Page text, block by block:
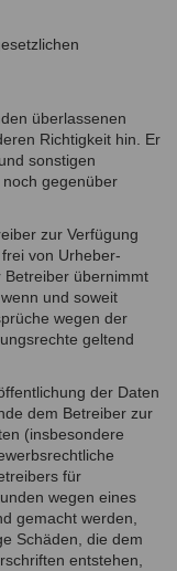
überlassenen
Richtigkeit hin. Er
sonstigen
gegenüber
zur Verfügung
von Urheber-
Betreiber übernimmt
und soweit
wegen der
geltend
der Daten
dem Betreiber zur
(insbesondere
für
wegen eines
gemacht werden,
Schäden, die dem
entstehen,